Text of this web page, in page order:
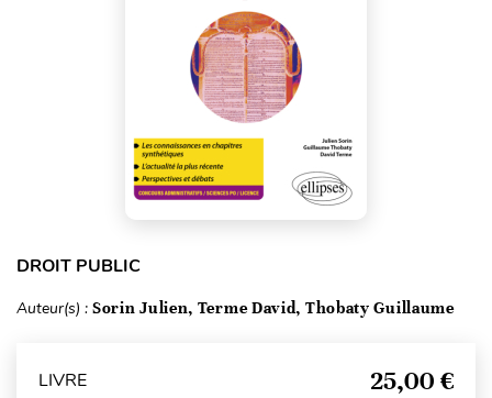
DROIT PUBLIC
Auteur(s) : Sorin Julien, Terme David, Thobaty Guillaume
LIVRE 25,00 €